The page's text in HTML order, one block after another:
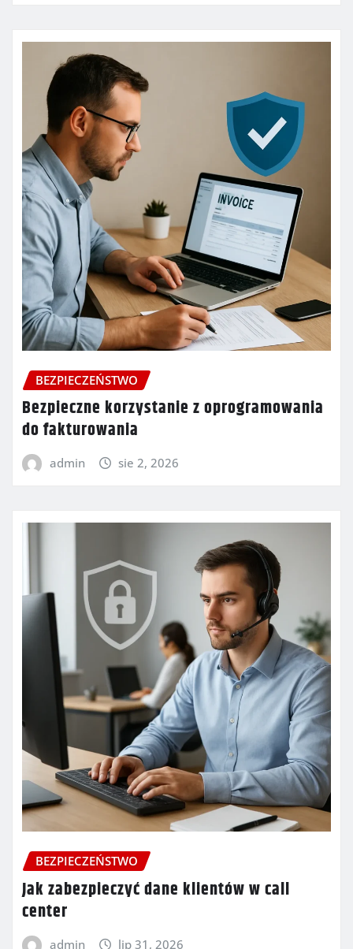
BEZPIECZEŃSTWO
Bezpieczne korzystanie z oprogramowania
do fakturowania
admin sie 2, 2026
BEZPIECZEŃSTWO
Jak zabezpieczyć dane klientów w call
center
admin lip 31, 2026